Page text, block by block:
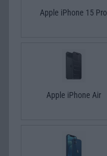
Apple iPhone 15 Pro
Apple iPhone Air